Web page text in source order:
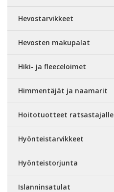
Hevostarvikkeet
Hevosten makupalat
Hiki- ja fleeceloimet
Himmentäjät ja naamarit
Hoitotuotteet ratsastajalle
Hyönteistarvikkeet
Hyönteistorjunta
Islanninsatulat